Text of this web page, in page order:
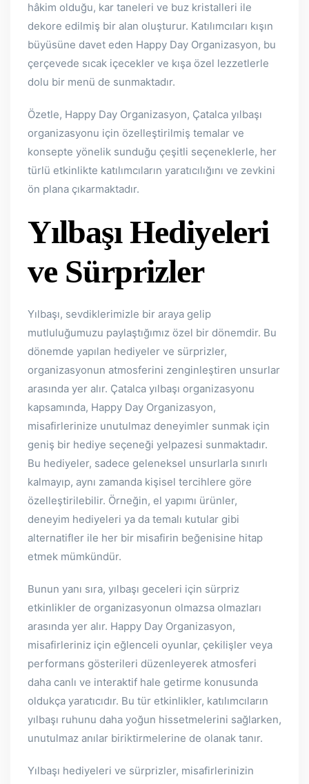
hâkim olduğu, kar taneleri ve buz kristalleri ile
dekore edilmiş bir alan oluşturur. Katılımcıları kışın
büyüsüne davet eden Happy Day Organizasyon, bu
çerçevede sıcak içecekler ve kışa özel lezzetlerle
dolu bir menü de sunmaktadır.
Özetle, Happy Day Organizasyon, Çatalca yılbaşı
organizasyonu için özelleştirilmiş temalar ve
konsepte yönelik sunduğu çeşitli seçeneklerle, her
türlü etkinlikte katılımcıların yaratıcılığını ve zevkini
ön plana çıkarmaktadır.
Yılbaşı Hediyeleri
ve Sürprizler
Yılbaşı, sevdiklerimizle bir araya gelip
mutluluğumuzu paylaştığımız özel bir dönemdir. Bu
dönemde yapılan hediyeler ve sürprizler,
organizasyonun atmosferini zenginleştiren unsurlar
arasında yer alır. Çatalca yılbaşı organizasyonu
kapsamında, Happy Day Organizasyon,
misafirlerinize unutulmaz deneyimler sunmak için
geniş bir hediye seçeneği yelpazesi sunmaktadır.
Bu hediyeler, sadece geleneksel unsurlarla sınırlı
kalmayıp, aynı zamanda kişisel tercihlere göre
özelleştirilebilir. Örneğin, el yapımı ürünler,
deneyim hediyeleri ya da temalı kutular gibi
alternatifler ile her bir misafirin beğenisine hitap
etmek mümkündür.
Bunun yanı sıra, yılbaşı geceleri için sürpriz
etkinlikler de organizasyonun olmazsa olmazları
arasında yer alır. Happy Day Organizasyon,
misafirleriniz için eğlenceli oyunlar, çekilişler veya
performans gösterileri düzenleyerek atmosferi
daha canlı ve interaktif hale getirme konusunda
oldukça yaratıcıdır. Bu tür etkinlikler, katılımcıların
yılbaşı ruhunu daha yoğun hissetmelerini sağlarken,
unutulmaz anılar biriktirmelerine de olanak tanır.
Yılbaşı hediyeleri ve sürprizler, misafirlerinizin